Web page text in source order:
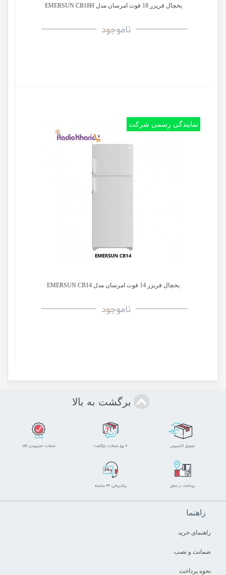
یخچال فریزر 18 فوت امرسان مدل EMERSUN CB18H
نمایندگی رسمی شرکت
یخچال فریزر 14 فوت امرسان مدل EMERSUN CB14
برگشت به بالا
راهنما
راهنمای خرید
ضمانت و نصب
نحوه پرداخت